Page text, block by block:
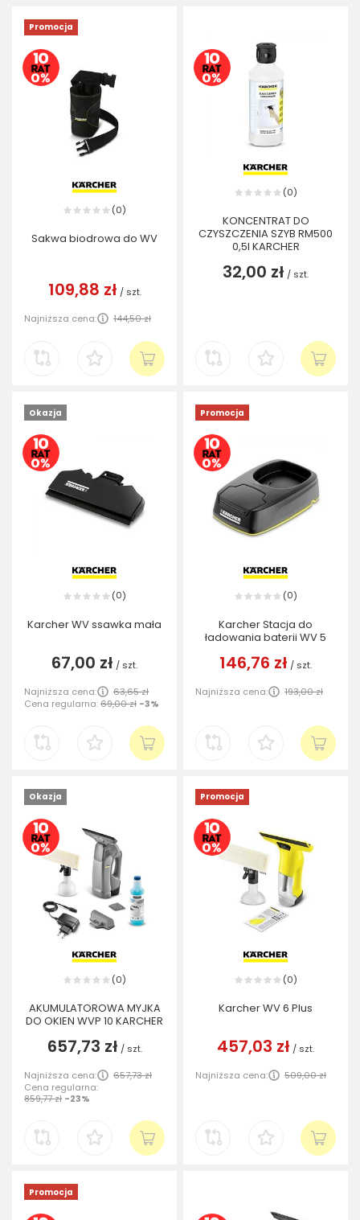
Promocja
(0)
Sakwa biodrowa do WV
109,88 zł / szt.
Najniższa cena: 144,50 zł
(0)
KONCENTRAT DO
CZYSZCZENIA SZYB RM500
0,5l KARCHER
32,00 zł / szt.
Okazja
(0)
Karcher WV ssawka mała
67,00 zł / szt.
Najniższa cena:
63,65 zł
Cena regularna:69,00 zł -3%
Promocja
(0)
Karcher Stacja do
ładowania baterii WV 5
146,76 zł / szt.
Najniższa cena: 193,00 zł
Okazja
(0)
AKUMULATOROWA MYJKA
DO OKIEN WVP 10 KARCHER
657,73 zł / szt.
Najniższa cena:
657,73 zł
Cena regularna:
859,77 zł -23%
Promocja
(0)
Karcher WV 6 Plus
457,03 zł / szt.
Najniższa cena: 509,00 zł
Promocja